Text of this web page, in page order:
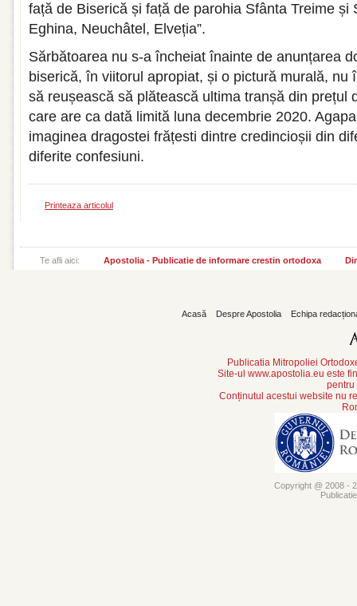
față de Biserică și față de parohia Sfânta Treime și
Eghina, Neuchâtel, Elveția”.
Sărbătoarea nu s-a încheiat înainte de anunțarea
biserică, în viitorul apropiat, și o pictură murală,
să reușească să plătească ultima tranșă din prețul
care are ca dată limită luna decembrie 2020.
imaginea dragostei frățesti dintre credincioșii din
diferite confesiuni.
Printeaza articolul
Te afli aici: Apostolia - Publicatie de informare crestin ortodoxa
Acasă Despre Apostolia Echipa
Publicatia Mitropoliei
Site-ul www.apostolia.eu este
pentru
Conținutul acestui website nu
Copyright @ 2008 -